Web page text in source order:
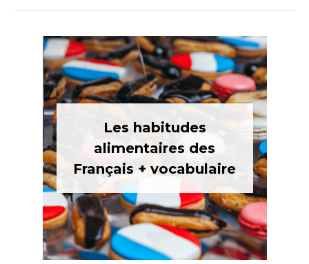
Les habitudes
alimentaires des
Français + vocabulaire